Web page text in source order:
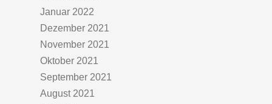
Januar 2022
Dezember 2021
November 2021
Oktober 2021
September 2021
August 2021